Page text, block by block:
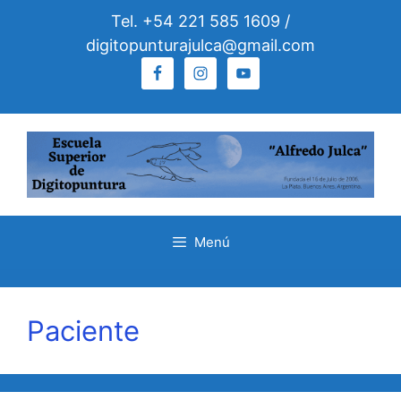
Tel. +54 221 585 1609 /
digitopunturajulca@gmail.com
Menú
Paciente